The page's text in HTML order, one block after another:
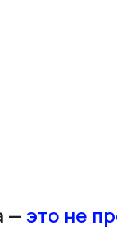
—это не